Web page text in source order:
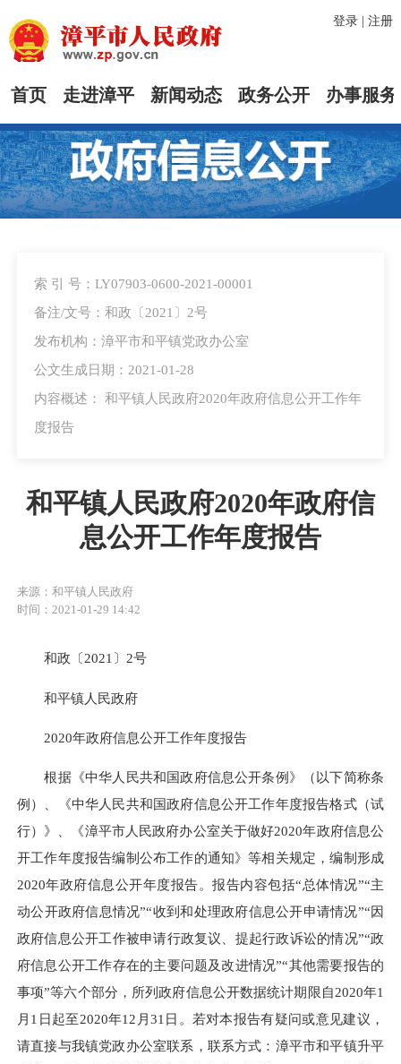
登录| 注册
首页 走进漳平 新闻动态 政务公开 办事服务
索 引 号：LY07903-0600-2021-00001
备注/文号：和政〔2021〕2号
发布机构：漳平市和平镇党政办公室
公文生成日期：2021-01-28
内容概述： 和平镇人民政府2020年政府信息公开工作年
度报告
和平镇人民政府2020年政府信
息公开工作年度报告
来源：和平镇人民政府
时间：2021-01-29 14:42
和政〔2021〕2号
和平镇人民政府
2020年政府信息公开工作年度报告
根据《中华人民共和国政府信息公开条例》（以下简称条
例）、《中华人民共和国政府信息公开工作年度报告格式（试
行）》、《漳平市人民政府办公室关于做好2020年政府信息公
开工作年度报告编制公布工作的通知》等相关规定，编制形成
2020年政府信息公开年度报告。报告内容包括“总体情况”“主
动公开政府信息情况”“收到和处理政府信息公开申请情况”“因
政府信息公开工作被申请行政复议、提起行政诉讼的情况”“政
府信息公开工作存在的主要问题及改进情况”“其他需要报告的
事项”等六个部分，所列政府信息公开数据统计期限自2020年1
月1日起至2020年12月31日。若对本报告有疑问或意见建议，
请直接与我镇党政办公室联系，联系方式：漳平市和平镇升平